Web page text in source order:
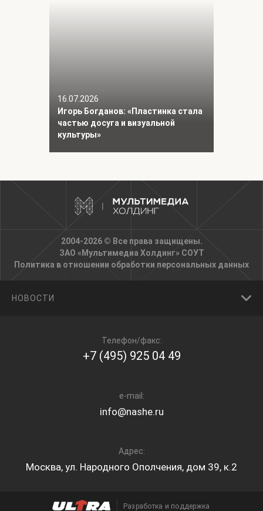
16.07.2026
Игорь Богданов: «Пластинка стала
частью досуга и визуальной
культуры»
2004-2026 © Все права защищены.
ЗАО «Мультимедиа Холдинг» СОУТ
Политика в отношении обработки персональных данных
НОВОСТИ
Телефон/факс:
+7 (495) 925 04 49
e-mail:
info@nashe.ru
Адрес:
Москва, ул. Народного Ополчения, дом 39, к.2
Разработка и поддержка